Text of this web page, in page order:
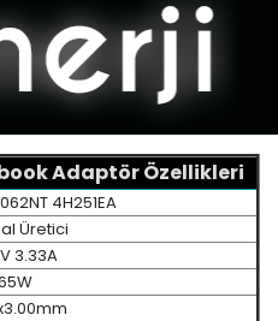
Adaptör Özellikleri
4H251EA
Üretici
3.33A